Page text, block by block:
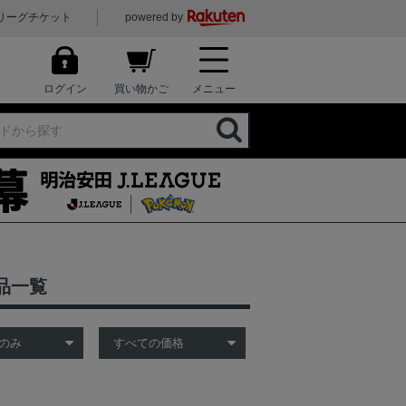
ーグチケット powered by
ログイン 買い物かご メニュー
一覧